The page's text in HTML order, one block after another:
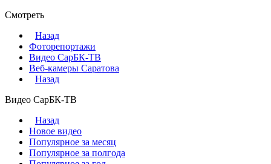
Смотреть
Назад
Фоторепортажи
Видео СарБК-ТВ
Веб-камеры Саратова
Назад
Видео СарБК-ТВ
Назад
Новое видео
Популярное за месяц
Популярное за полгода